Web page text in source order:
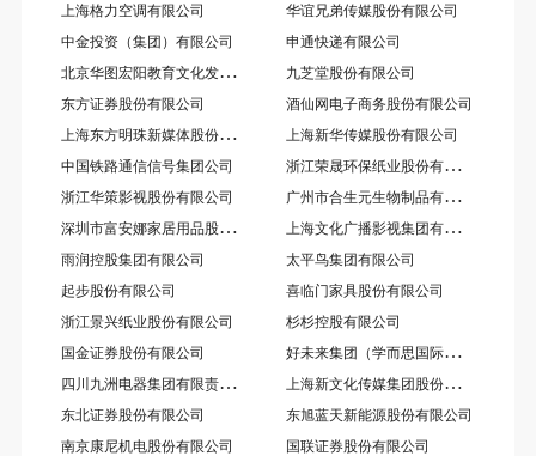
上海格力空调有限公司
华谊兄弟传媒股份有限公司
中金投资（集团）有限公司
申通快递有限公司
北
京华图宏阳教育文化发展股份有限公司
九芝堂股份有限公司
东方证券股份有限公司
酒仙网电子商务股份有限公司
上
海东方明珠新媒体股份有限公司（原：百视通新媒体股份有限公司）
上海新华传媒股份有限公司
中国铁路通信信号集团公司
浙
江荣晟环保纸业股份有限公司
浙江华策影视股份有限公司 广
州市合生元生物制品有限公司
深
圳市富安娜家居用品股份有限公司 上
海文化广播影视集团有限公司（SMG）
雨润控股集团有限公司
太平鸟集团有限公司
起步股份有限公司
喜临门家具股份有限公司
浙江景兴纸业股份有限公司
杉杉控股有限公司
国金证券股份有限公司
好
未来集团（学而思国际教育集团）
四
川九洲电器集团有限责任公司 上
海新文化传媒集团股份有限公司
东北证券股份有限公司
东旭蓝天新能源股份有限公司
南京康尼机电股份有限公司
国联证券股份有限公司